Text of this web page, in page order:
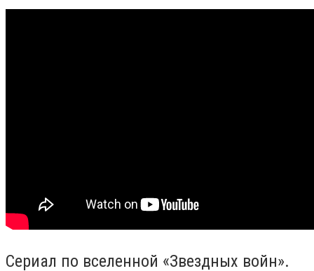
Сериал по вселенной «Звездных войн».